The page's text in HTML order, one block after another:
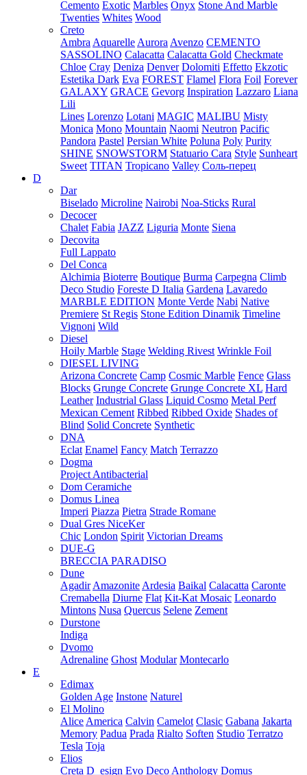
Cemento Exotic Marbles Onyx Stone And Marble
Twenties Whites Wood
Creto
Ambra Aquarelle Aurora Avenzo CEMENTO
SASSOLINO Calacatta Calacatta Gold Checkmate
Chloe Cray Deniza Denver Dolomiti Effetto Ekzotic
Estetika Dark Eva FOREST Flamel Flora Foil Forever
GALAXY GRACE Gevorg Inspiration Lazzaro Liana
Lili
Lines Lorenzo Lotani MAGIC MALIBU Misty
Monica Mono Mountain Naomi Neutron Pacific
Pandora Pastel Persian White Poluna Poly Purity
SHINE SNOWSTORM Statuario Cara Style Sunheart
Sweet TITAN Tropicano Valley Соль-перец
D
Dar
Biselado Microline Nairobi Noa-Sticks Rural
Decocer
Chalet Fabia JAZZ Liguria Monte Siena
Decovita
Full Lappato
Del Conca
Alchimia Bioterre Boutique Burma Carpegna Climb
Deco Studio Foreste D Italia Gardena Lavaredo
MARBLE EDITION Monte Verde Nabi Native
Premiere St Regis Stone Edition Dinamik Timeline
Vignoni Wild
Diesel
Hoily Marble Stage Welding Rivest Wrinkle Foil
DIESEL LIVING
Arizona Concrete Camp Cosmic Marble Fence Glass
Blocks Grunge Concrete Grunge Concrete XL Hard
Leather Industrial Glass Liquid Cosmo Metal Perf
Mexican Cement Ribbed Ribbed Oxide Shades of
Blind Solid Concrete Synthetic
DNA
Eclat Enamel Fancy Match Terrazzo
Dogma
Project Antibacterial
Dom Ceramiche
Domus Linea
Imperi Piazza Pietra Strade Romane
Dual Gres NiceKer
Chic London Spirit Victorian Dreams
DUE-G
BRECCIA PARADISO
Dune
Agadir Amazonite Ardesia Baikal Calacatta Caronte
Cremabella Diurne Flat Kit-Kat Mosaic Leonardo
Mintons Nusa Quercus Selene Zement
Durstone
Indiga
Dvomo
Adrenaline Ghost Modular Montecarlo
E
Edimax
Golden Age Instone Naturel
El Molino
Alice America Calvin Camelot Clasic Gabana Jakarta
Memory Padua Prada Rialto Soften Studio Terratzo
Tesla Toja
Elios
Creta D_esign Evo Deco Anthology Domus